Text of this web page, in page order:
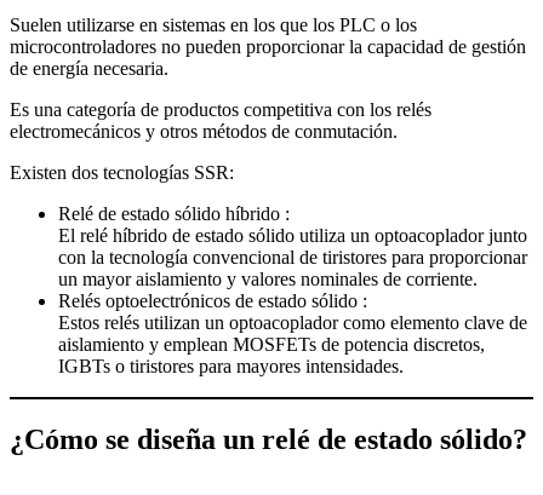
Suelen utilizarse en sistemas en los que los PLC o los
microcontroladores no pueden proporcionar la capacidad de gestión
de energía necesaria.
Es una categoría de productos competitiva con los relés
electromecánicos y otros métodos de conmutación.
Existen dos tecnologías SSR:
Relé de estado sólido híbrido :
El relé híbrido de estado sólido utiliza un optoacoplador junto
con la tecnología convencional de tiristores para proporcionar
un mayor aislamiento y valores nominales de corriente.
Relés optoelectrónicos de estado sólido :
Estos relés utilizan un optoacoplador como elemento clave de
aislamiento y emplean MOSFETs de potencia discretos,
IGBTs o tiristores para mayores intensidades.
¿Cómo se diseña un relé de estado sólido?